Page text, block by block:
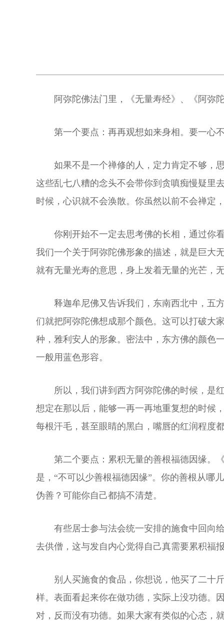
阿弥陀佛法门里，《无量寿经》、《阿弥
第一个要点：再再观想如来身相。要一心
如果不是一个禅修的人，定力肯定不够，
这些乱七八糟的念头不会带你到贪嗔痴慢疑里
时候，心识就不会涣散。你虽然以前不会禅定
你刚开始不一定去思考佛的长相，通过你
我们一个关于阿弥陀佛形象的描述，就是巨大
就有无量光寿的意思，身上发着无量的光芒，
释迦牟尼佛又告诉我们，东南西北中，五
们就把阿弥陀佛想成那个颜色。这可以打破大
种，雅利安人的形象。密法中，东方佛的颜色
一般用蓝色形容。
所以，我们讲到西方阿弥陀佛的时候，是
想定在那以后，能够一再一再地重复想的时候
每根汗毛，甚至眼睛的黑白，嘴唇的红润程度
第二个要点：累积无量的善根福德因缘。
是，“不可以少善根福德因缘”。你的善根从哪
伪善？可能你自己都搞不清楚。
有些居士参与法会统一安排的施食中回向
去供僧，这与发自内心觉得自己真需要累积福
别人买施食的食品，你想说，他买了二十
样。表面看起来你在做功德，实际上没功德。
对，反而没有功德。如果大家有类似的心态，